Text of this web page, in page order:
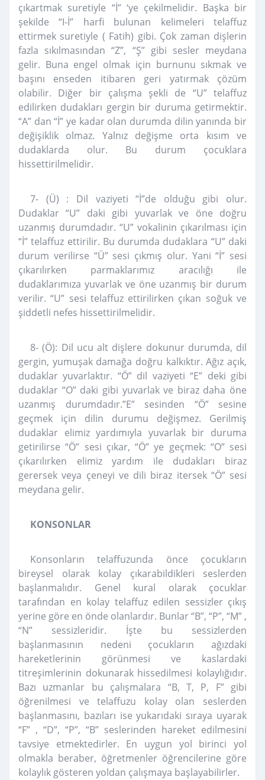
çıkartmak suretiyle “İ” ‘ye çekilmelidir. Başka bir
şekilde “I-İ” harfi bulunan kelimeleri telaffuz
ettirmek suretiyle ( Fatih) gibi. Çok zaman dişlerin
fazla sıkılmasından “Z”, “Ş” gibi sesler meydana
gelir. Buna engel olmak için burnunu sıkmak ve
başını enseden itibaren geri yatırmak çözüm
olabilir. Diğer bir çalışma şekli de “U” telaffuz
edilirken dudakları gergin bir duruma getirmektir.
“A” dan “İ” ye kadar olan durumda dilin yanında bir
değişiklik olmaz. Yalnız değişme orta kısım ve
dudaklarda olur. Bu durum çocuklara
hissettirilmelidir.
7- (Ü) : Dil vaziyeti “İ”de olduğu gibi olur.
Dudaklar “U” daki gibi yuvarlak ve öne doğru
uzanmış durumdadır. “U” vokalinin çıkarılması için
“İ” telaffuz ettirilir. Bu durumda dudaklara “U” daki
durum verilirse “Ü” sesi çıkmış olur. Yani “İ” sesi
çıkarılırken parmaklarımız aracılığı ile
dudaklarımıza yuvarlak ve öne uzanmış bir durum
verilir. “U” sesi telaffuz ettirilirken çıkan soğuk ve
şiddetli nefes hissettirilmelidir.
8- (Ö): Dil ucu alt dişlere dokunur durumda, dil
gergin, yumuşak damağa doğru kalkıktır. Ağız açık,
dudaklar yuvarlaktır. “Ö” dil vaziyeti “E” deki gibi
dudaklar “O” daki gibi yuvarlak ve biraz daha öne
uzanmış durumdadır.”E” sesinden “Ö” sesine
geçmek için dilin durumu değişmez. Gerilmiş
dudaklar elimiz yardımıyla yuvarlak bir duruma
getirilirse “Ö” sesi çıkar, “Ö” ye geçmek: “O” sesi
çıkarılırken elimiz yardım ile dudakları biraz
gerersek veya çeneyi ve dili biraz itersek “Ö” sesi
meydana gelir.
KONSONLAR
Konsonların telaffuzunda önce çocukların
bireysel olarak kolay çıkarabildikleri seslerden
başlanmalıdır. Genel kural olarak çocuklar
tarafından en kolay telaffuz edilen sessizler çıkış
yerine göre en önde olanlardır. Bunlar “B”, “P”, “M” ,
“N” sessizleridir. İşte bu sessizlerden
başlanmasının nedeni çocukların ağızdaki
hareketlerinin görünmesi ve kaslardaki
titreşimlerinin dokunarak hissedilmesi kolaylığıdır.
Bazı uzmanlar bu çalışmalara “B, T, P, F” gibi
öğrenilmesi ve telaffuzu kolay olan seslerden
başlanmasını, bazıları ise yukarıdaki sıraya uyarak
“F” , “D”, “P”, “B” seslerinden hareket edilmesini
tavsiye etmektedirler. En uygun yol birinci yol
olmakla beraber, öğretmenler öğrencilerine göre
kolaylık gösteren yoldan çalışmaya başlayabilirler.